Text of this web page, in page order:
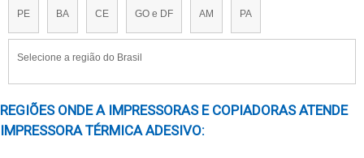
PE BA CE GO e DF AM PA
Selecione a região do Brasil
REGIÕES ONDE A IMPRESSORAS E COPIADORAS ATENDE
IMPRESSORA TÉRMICA ADESIVO: